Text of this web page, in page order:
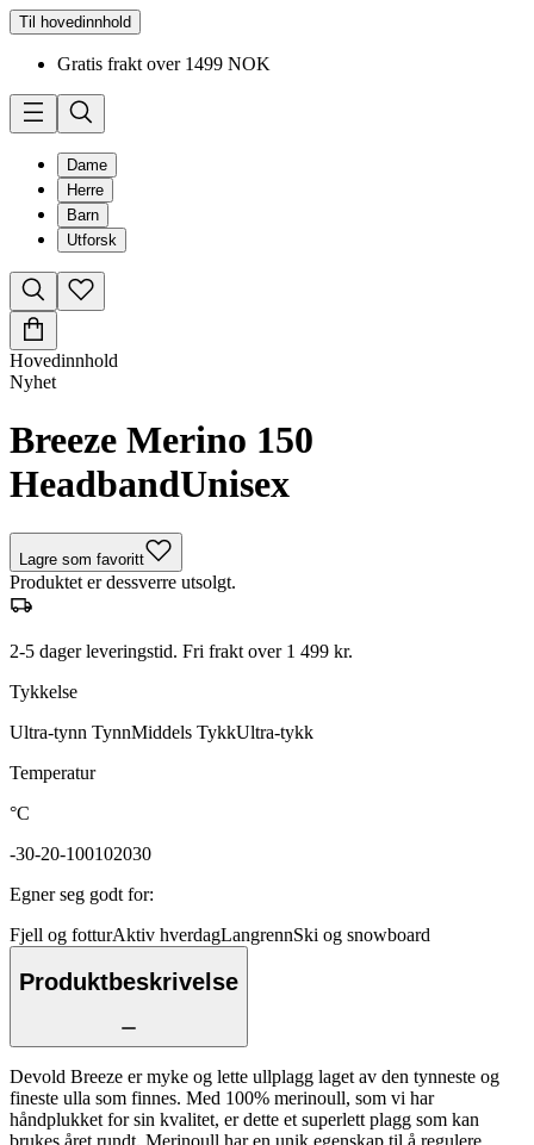
Til hovedinnhold
Gratis frakt over 1499 NOK
Dame
Herre
Barn
Utforsk
Hovedinnhold
Nyhet
Breeze Merino 150
HeadbandUnisex
Lagre som favoritt
Produktet er dessverre utsolgt.
2-5 dager leveringstid. Fri frakt over 1 499 kr.
Tykkelse
Ultra-tynn TynnMiddels TykkUltra-tykk
Temperatur
°C
-30-20-100102030
Egner seg godt for:
Fjell og fotturAktiv hverdagLangrennSki og snowboard
Produktbeskrivelse
Devold Breeze er myke og lette ullplagg laget av den tynneste og
fineste ulla som finnes. Med 100% merinoull, som vi har
håndplukket for sin kvalitet, er dette et superlett plagg som kan
brukes året rundt. Merinoull har en unik egenskap til å regulere